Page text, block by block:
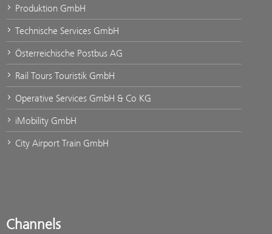
Produktion GmbH
Technische Services GmbH
Österreichische Postbus AG
Rail Tours Touristik GmbH
Operative Services GmbH & Co KG
iMobility GmbH
City Airport Train GmbH
Channels